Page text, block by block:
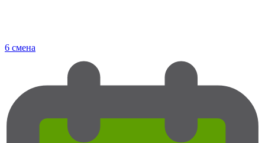
6 смена